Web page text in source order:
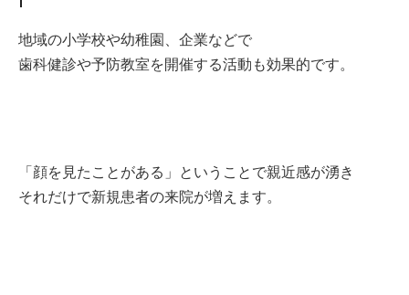
地域の小学校や幼稚園、企業などで
歯科健診や予防教室を開催する活動も効果的です。
「顔を見たことがある」ということで親近感が湧き
それだけで新規患者の来院が増えます。